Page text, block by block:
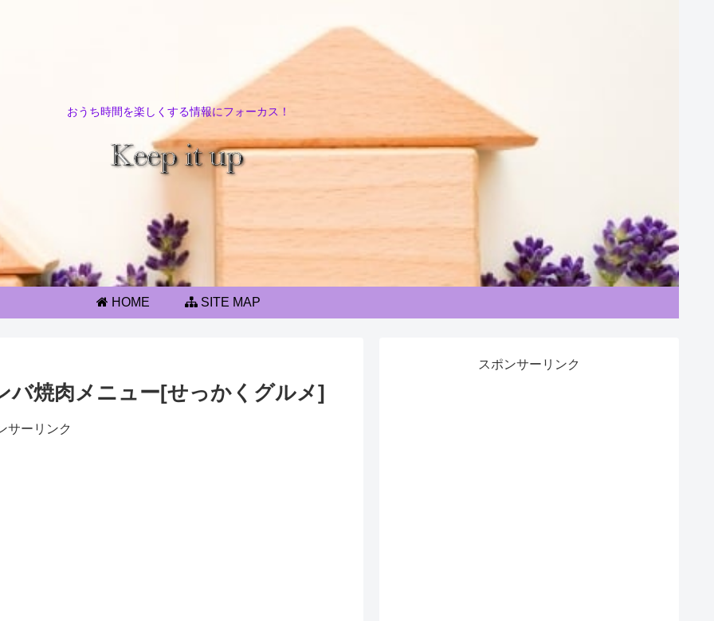
おうち時間を楽しくする情報にフォーカス！
HOME SITE MAP
バ焼肉メニュー[せっかくグルメ]
サーリンク
スポンサーリンク